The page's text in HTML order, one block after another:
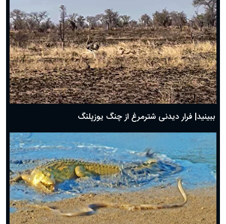
ببینید| فرار دیدنی شترمرغ از چنگ یوزپلنگ